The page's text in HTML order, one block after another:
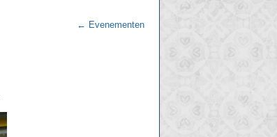
← Evenementen